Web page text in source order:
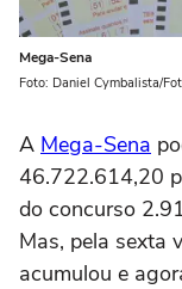
Mega-Sena
Foto: Daniel Cymbalista/
A Mega-Sena
46.722.614,20
do concurso
Mas, pela sexta
acumulou e